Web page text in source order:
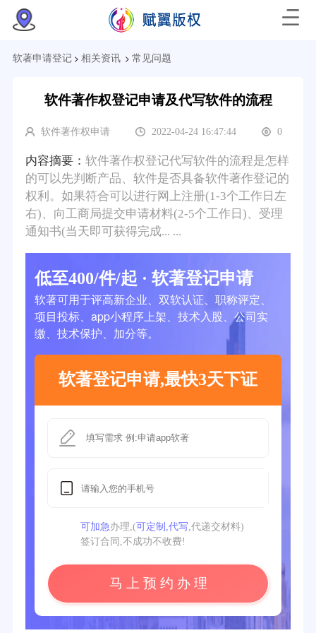
软著申请登记> 相关资讯> 常见问题
软件著作权登记申请及代写软件的流程
软件著作权申请 2022-04-24 16:47:44 0
内容摘要： 软件著作权登记代写软件的流程是怎样
的可以先判断产品、软件是否具备软件著作登记的
权利。如果符合可以进行网上注册(1-3个工作日左
右)、向工商局提交申请材料(2-5个工作日)、受理
通知书(当天即可获得完成... ...
低至400/件/起 · 软著登记申请
软著可用于评高新企业、双软认证、职称评定、
项目投标、app小程序上架、技术入股、公司实
缴、技术保护、加分等。
软著登记申请,最快3天下证
可加急办理,(可定制,代写 ,代递交材料)
签订合同,不成功不收费!
马 上 预 约 办 理